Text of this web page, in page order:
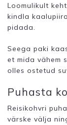
Loomulikult
kindla
pidada.
Seega paki
et mida vähem
olles ostetud
Puhasta
Reisikohvri
värske välja